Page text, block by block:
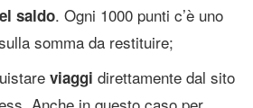
saldo. Ogni 1000 punti c’è uno
somma da restituire;
viaggi direttamente dal sito